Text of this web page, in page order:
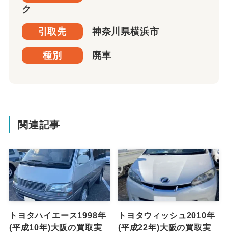
ク
引取先 神奈川県横浜市
種別 廃車
関連記事
トヨタハイエース1998年
(平成10年)大阪の買取実
トヨタウィッシュ2010年
(平成22年)大阪の買取実